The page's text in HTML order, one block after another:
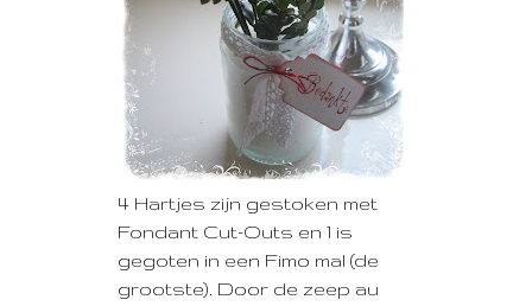
4 Hartjes zijn gestoken met
Fondant Cut-Outs en 1 is
gegoten in een Fimo mal (de
grootste). Door de zeep au